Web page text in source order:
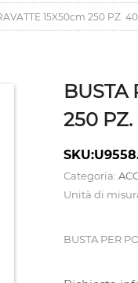
15X50cm 250 PZ.
BUSTA
250
Categoria:
Unità di
BUSTA PER